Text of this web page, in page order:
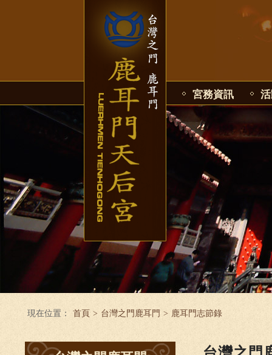
宮務資訊
現在位置： 首頁 > 台灣之門鹿耳門 > 鹿耳門志節錄